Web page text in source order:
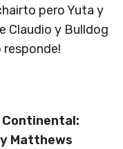
pero Yuta y
Claudio y Bulldog
responde!
Continental:
Matthews